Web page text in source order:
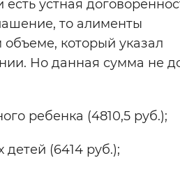
устная
то алименты
который указал
Но данная сумма не
ребенка (4810,5 руб.);
детей (6414 руб.);